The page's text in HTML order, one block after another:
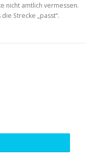
nicht amtlich vermessen.
Strecke „passt“.